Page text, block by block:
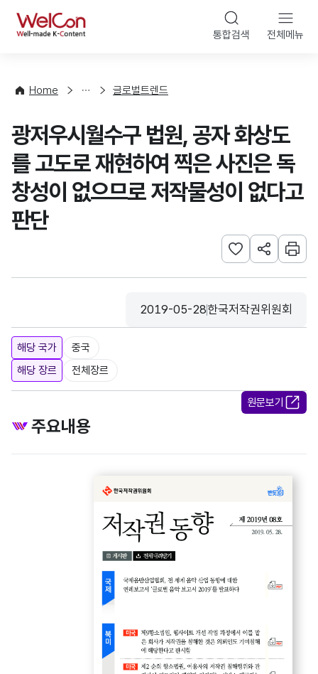
WelCon 통합검색 전체메뉴
Home
향
계
글로벌트렌드
광저우시월수구 법원, 공자 화상도
를 고도로 재현하여 찍은 사진은 독
창성이 없으므로 저작물성이 없다고
판단
관심사 등록하기
URL 공유하
인쇄
등록일
2019-05-28
수집기관
한국저작권위원회
해당 국가
중국
해당 장르
전체장르
원문보기
주요내용